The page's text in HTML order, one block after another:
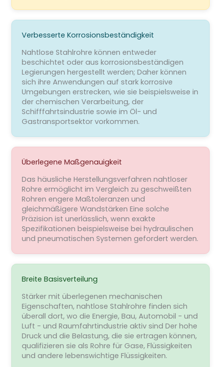
Verbesserte Korrosionsbeständigkeit
Nahtlose Stahlrohre können entweder
beschichtet oder aus korrosionsbeständigen
Legierungen hergestellt werden; Daher können
sich ihre Anwendungen auf stark korrosive
Umgebungen erstrecken, wie sie beispielsweise in
der chemischen Verarbeitung, der
Schifffahrtsindustrie sowie im Öl- und
Gastransportsektor vorkommen.
Überlegene Maßgenauigkeit
Das häusliche Herstellungsverfahren nahtloser
Rohre ermöglicht im Vergleich zu geschweißten
Rohren engere Maßtoleranzen und
gleichmäßigere Wandstärken Eine solche
Präzision ist unerlässlich, wenn exakte
Spezifikationen beispielsweise bei hydraulischen
und pneumatischen Systemen gefordert werden.
Breite Basisverteilung
Stärker mit überlegenen mechanischen
Eigenschaften, nahtlose Stahlrohre finden sich
überall dort, wo die Energie, Bau, Automobil - und
Luft - und Raumfahrtindustrie aktiv sind Der hohe
Druck und die Belastung, die sie ertragen können,
qualifizieren sie als Rohre für Gase, Flüssigkeiten
und andere lebenswichtige Flüssigkeiten.